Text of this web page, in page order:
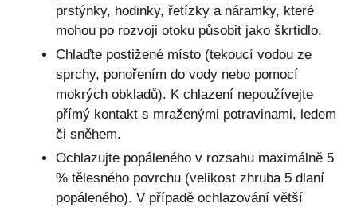
prstýnky, hodinky, řetízky a náramky, které
mohou po rozvoji otoku působit jako škrtidlo.
Chlaďte postižené místo (tekoucí vodou ze
sprchy, ponořením do vody nebo pomocí
mokrých obkladů). K chlazení nepoužívejte
přímý kontakt s mraženými potravinami, ledem
či sněhem.
Ochlazujte popáleného v rozsahu maximálně 5
% tělesného povrchu (velikost zhruba 5 dlaní
popáleného). V případě ochlazování větší